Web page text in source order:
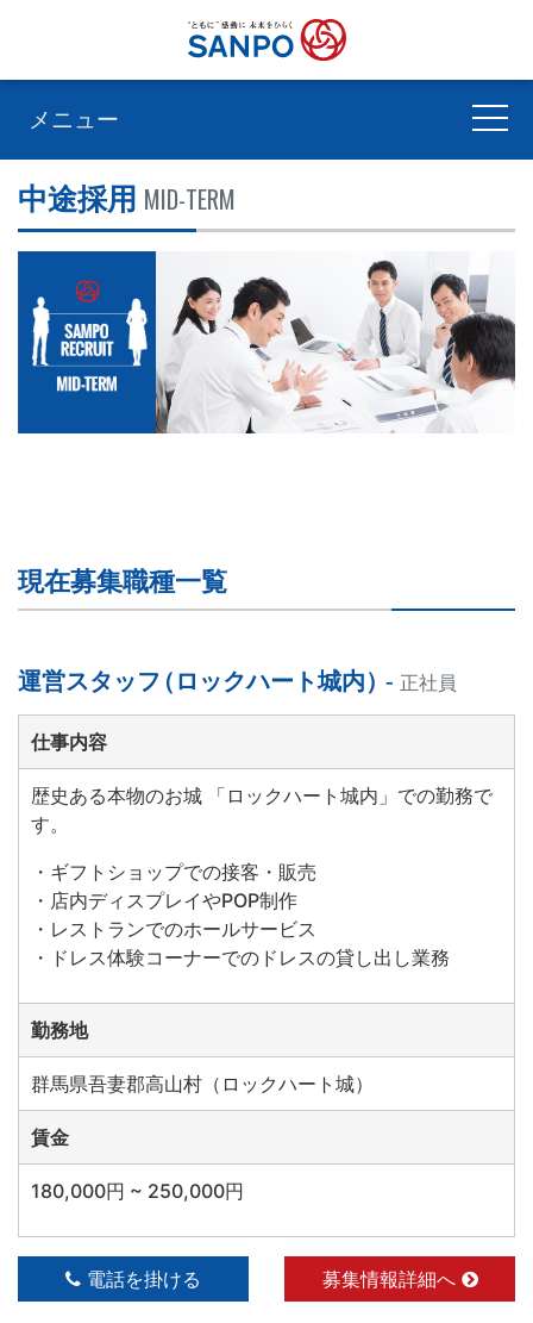
メニュー
中途採用 MID-TERM
現在募集職種一覧
運営スタッフ（ ロックハート城内）- 正社員
仕事内容
歴史ある本物のお城 「ロックハート城内」での勤務で
す。
・ギフトショップでの接客・販売
・店内ディスプレイやPOP制作
・レストランでのホールサービス
・ドレス体験コーナーでのドレスの貸し出し業務
勤務地
群馬県吾妻郡高山村（ロックハート城）
賃金
180,000円 ~ 250,000円
電話を掛ける 募集情報詳細へ